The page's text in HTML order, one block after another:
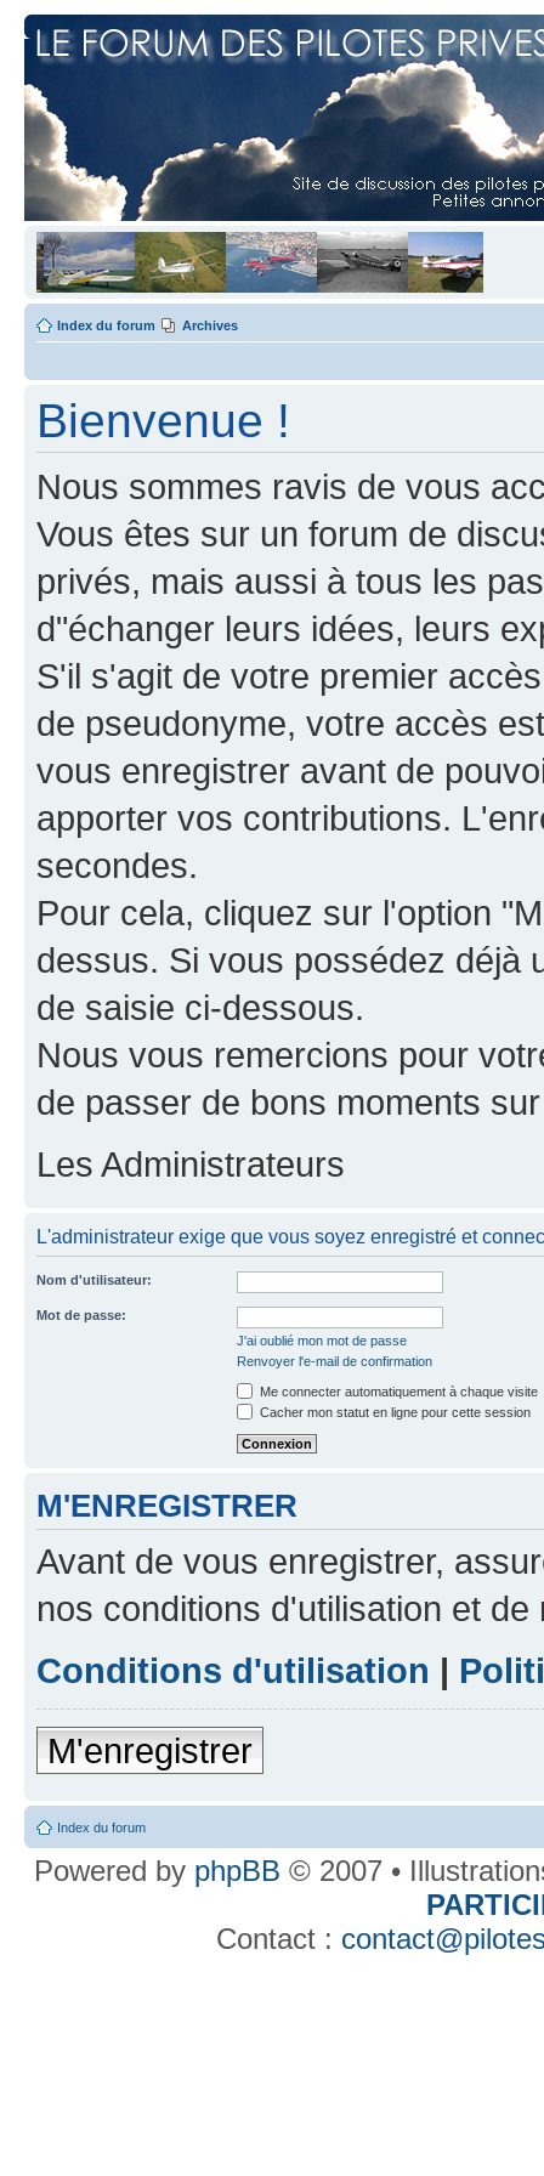
Index du forum Archives
Bienvenue !
Nous sommes ravis de vous
Vous êtes sur un forum de
privés, mais aussi à tous les
d"échanger leurs idées, leurs
S'il s'agit de votre premier
de pseudonyme, votre accès
vous enregistrer avant de
apporter vos contributions.
secondes.
Pour cela, cliquez sur l'option
dessus. Si vous possédez déjà
de saisie ci-dessous.
Nous vous remercions pour
de passer de bons moments
Les Administrateurs
L'administrateur exige que vous soyez enregistré et
Nom d'utilisateur:
Mot de passe:
J'ai oublié mon mot de passe
Renvoyer l'e-mail de confirmation
Me connecter automatiquement à chaque visite
Cacher mon statut en ligne pour cette session
M'ENREGISTRER
Avant de vous enregistrer,
nos conditions d'utilisation et
Conditions d'utilisation |
M'enregistrer
Index du forum
Powered by phpBB © 2007 •
Contact :